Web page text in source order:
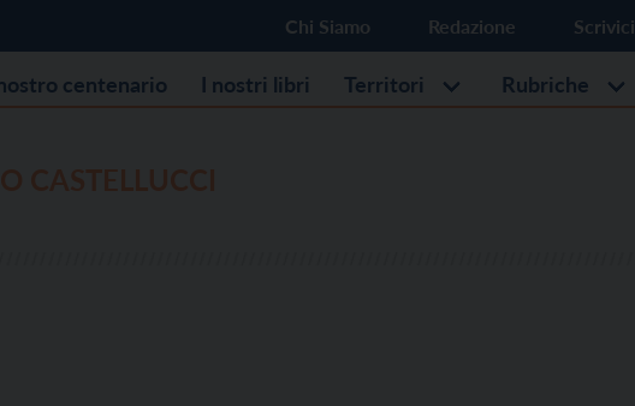
Chi Siamo Redazione Scrivici
centenario I nostri libri Territori Rubriche